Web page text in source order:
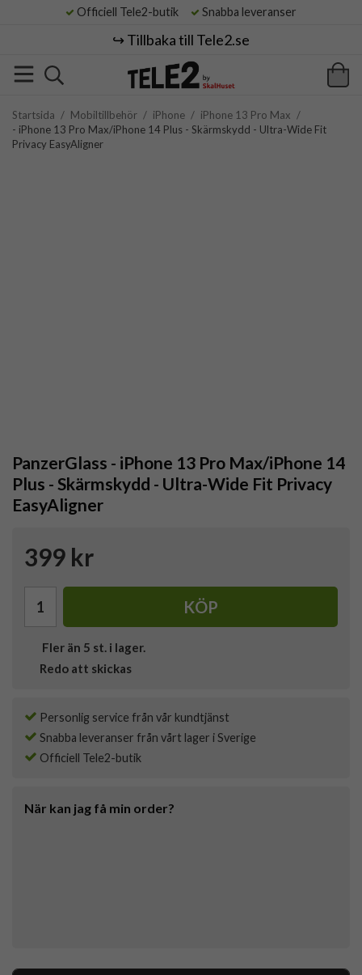
Officiell Tele2-butik Snabba leveranser
↪️ Tillbaka till Tele2.se
Startsida / Mobiltillbehör / iPhone / iPhone 13 Pro Max /
- iPhone 13 Pro Max/iPhone 14 Plus - Skärmskydd - Ultra-Wide Fit
Privacy EasyAligner
PanzerGlass - iPhone 13 Pro Max/iPhone 14
Plus - Skärmskydd - Ultra-Wide Fit Privacy
EasyAligner
399 kr
KÖP
Fler än 5 st. i lager.
Redo att skickas
Personlig service från vår kundtjänst
Snabba leveranser från vårt lager i Sverige
Officiell Tele2-butik
När kan jag få min order?